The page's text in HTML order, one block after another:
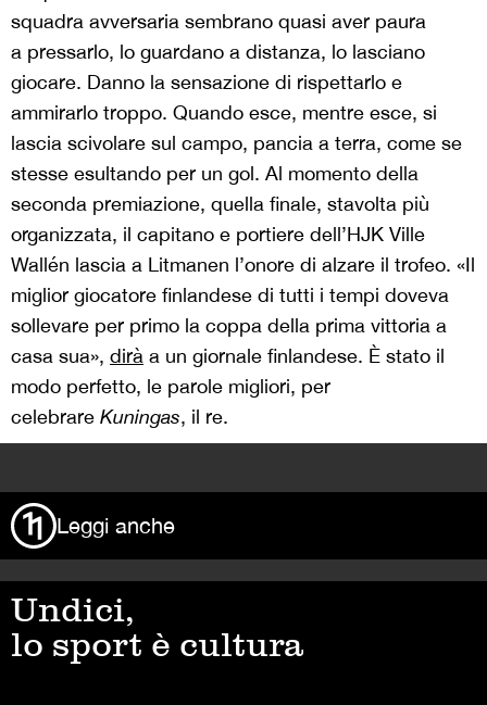
squadra avversaria sembrano quasi aver paura
a pressarlo, lo guardano a distanza, lo lasciano
giocare. Danno la sensazione di rispettarlo e
ammirarlo troppo. Quando esce, mentre esce, si
lascia scivolare sul campo, pancia a terra, come se
stesse esultando per un gol. Al momento della
seconda premiazione, quella finale, stavolta più
organizzata, il capitano e portiere dell’HJK Ville
Wallén lascia a Litmanen l’onore di alzare il trofeo. «Il
miglior giocatore finlandese di tutti i tempi doveva
sollevare per primo la coppa della prima vittoria a
casa sua», dirà a un giornale finlandese. È stato il
modo perfetto, le parole migliori, per
celebrare Kuningas, il re.
Leggi anche
Undici,
lo sport è cultura